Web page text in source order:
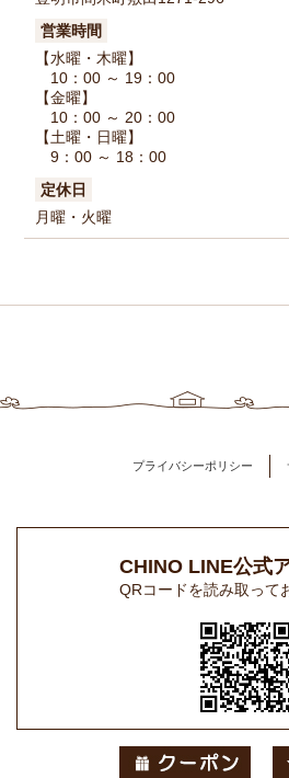
営業時間
【水曜・木曜】
10：00 ～ 19：00
【金曜】
10：00 ～ 20：00
【土曜・日曜】
9：00 ～ 18：00
定休日
月曜・火曜
プライバシーポリシー
CHINO LINE公式
QRコードを読み取って